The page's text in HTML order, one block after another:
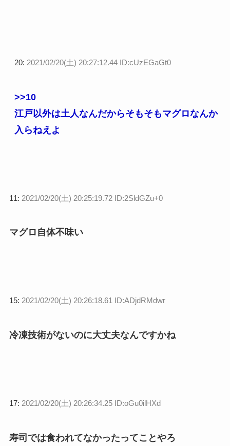
20: 2021/02/20(土) 20:27:12.44 ID:cUzEGaGt0
>>10
江戸以外は土人なんだからそもそもマグロなんか
入らねえよ
11: 2021/02/20(土) 20:25:19.72 ID:2SldGZu+0
マグロ自体不味い
15: 2021/02/20(土) 20:26:18.61 ID:ADjdRMdwr
冷凍技術がないのに大丈夫なんですかね
17: 2021/02/20(土) 20:26:34.25 ID:oGu0ilHXd
寿司では食われてなかったってことやろ